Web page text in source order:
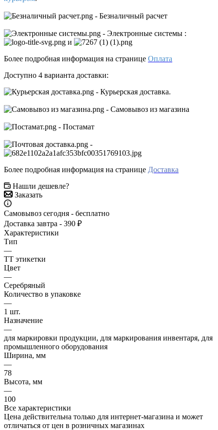
- Безналичный расчет
- Электронные системы :
и
Более подробная информация на странице Оплата
Доступно 4 варианта доставки:
- Курьерская доставка.
- Самовывоз из магазина
- Постамат
-
Более подробная информация на странице Доставка
Нашли дешевле?
Заказать
Самовывоз сегодня - бесплатно
Доставка завтра - 390 ₽
Характеристики
Тип
—
ТТ этикетки
Цвет
—
Серебряный
Количество в упаковке
—
1 шт.
Назначение
—
для маркировки продукции, для маркирования инвентаря, для
промышленного оборудования
Ширина, мм
—
78
Высота, мм
—
100
Все характеристики
Цена действительна только для интернет-магазина и может
отличаться от цен в розничных магазинах